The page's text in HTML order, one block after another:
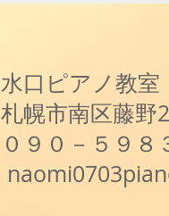
水口ピアノ教室
札幌市南区藤野
０９０－５９８